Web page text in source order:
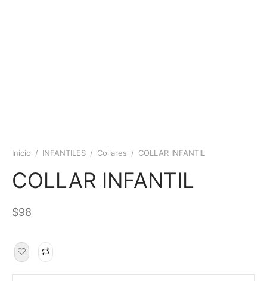
Inicio / INFANTILES / Collares / COLLAR INFANTIL
COLLAR INFANTIL
$98